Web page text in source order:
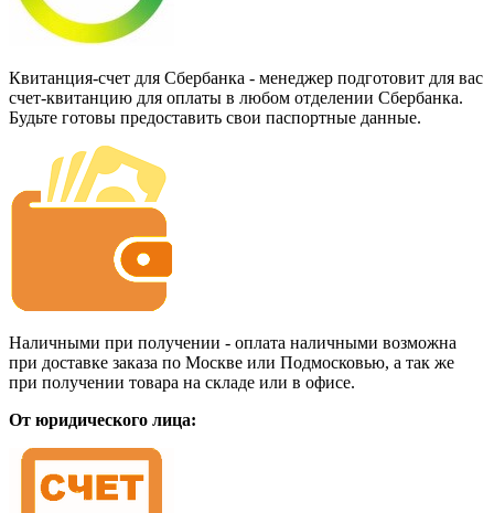
Квитанция-счет для Сбербанка - менеджер подготовит для вас
счет-квитанцию для оплаты в любом отделении Сбербанка.
Будьте готовы предоставить свои паспортные данные.
Наличными при получении - оплата наличными возможна
при доставке заказа по Москве или Подмосковью, а так же
при получении товара на складе или в офисе.
От юридического лица: